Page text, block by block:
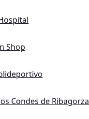
Shop
Condes de Ribagorza